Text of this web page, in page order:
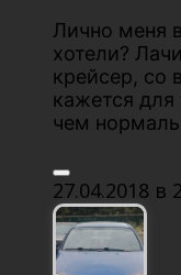
Лично меня
хотели?
крейсер,
кажется
чем
27.04.2018 в